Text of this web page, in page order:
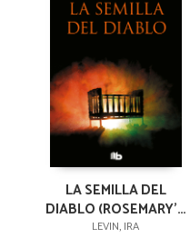
LA SEMILLA DEL
DIABLO (ROSEMARY'S
BABY)
LEVIN, IRA